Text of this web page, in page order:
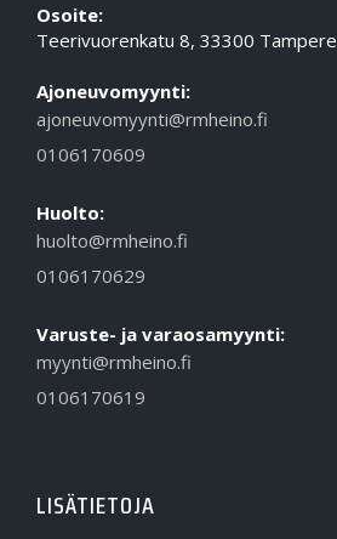
Osoite:
Teerivuorenkatu 8, 33300 Tampere
Ajoneuvomyynti:
ajoneuvomyynti@rmheino.fi
0106170609
Huolto:
huolto@rmheino.fi
0106170629
Varuste- ja varaosamyynti:
myynti@rmheino.fi
0106170619
LISÄTIETOJA